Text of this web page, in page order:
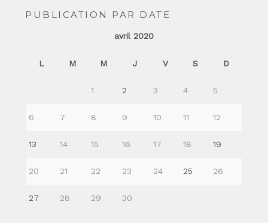
PUBLICATION PAR DATE
avril 2020
L M M J V S D
1 2 3 4 5
6 7 8 9 10 11 12
13 14 15 16 17 18 19
20 21 22 23 24 25 26
27 28 29 30